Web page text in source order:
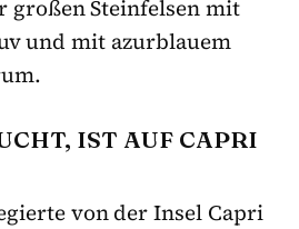
großen Steinfelsen mit
und mit azurblauem
IST AUF CAPRI
von der Insel Capri